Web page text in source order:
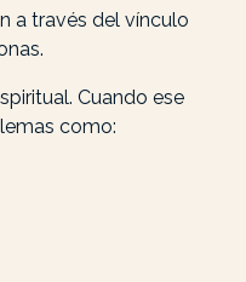
a través del vínculo
Cuando ese
como: